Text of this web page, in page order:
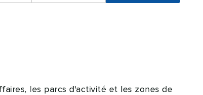
les parcs d'activité et les zones de